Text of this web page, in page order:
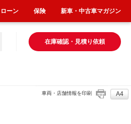
在庫確認・見積り依頼
車両・店舗情報を印刷 A4
ローン 保険 新車・中古車マガジン